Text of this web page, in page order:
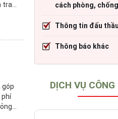
tra
góp
phí
cách phòng, chống
Thông tin đấu thầu
Thông báo khác
DỊCH VỤ